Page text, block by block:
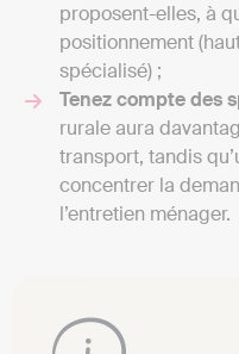
proposent-elles, à
positionnement
spécialisé) ;
Tenez compte des
rurale aura
transport, tandis
concentrer la
l’entretien ménager.